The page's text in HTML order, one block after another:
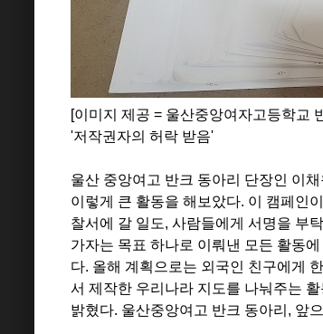
[이미지 제공 = 울산중앙여자고등학교
'저작권자의 허락 받음'
울산 중앙여고 반크 동아리 단장인 이채
이렇게 큰 활동을 해보았다. 이 캠페인
찰서에 갈 일도, 사람들에게 서명을 부
가자는 목표 하나로 이뤄낸 모든 활동
다. 올해 계획으로는 외국인 친구에게
서 제작한 우리나라 지도를 나눠주는
밝혔다. 울산중앙여고 반크 동아리 , 앞